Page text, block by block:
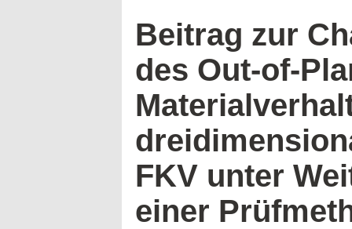
Beitrag zur
des Out-of-
FKV unter
einer